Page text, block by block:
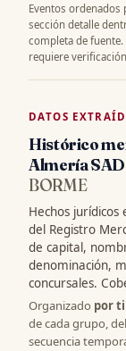
Eventos ordenados
sección detalle
completa de
requiere
DATOS
Histórico
Almería SAD
BORME
Hechos
del Registro
de capital,
denominación,
concursales.
Organizado por
de cada grupo,
secuencia